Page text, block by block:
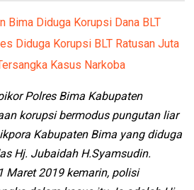
Bima Diduga Korupsi Dana BLT
Diduga Korupsi BLT Ratusan Juta
Kasus Narkoba
Polres Bima Kabupaten
korupsi bermodus pungutan liar
Kabupaten Bima yang diduga
Hj. Jubaidah H.Syamsudin.
Maret 2019 kemarin, polisi